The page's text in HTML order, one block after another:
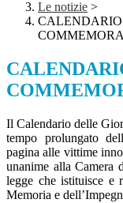
Le notizie >
Il Calendario delle
tempo prolungato
pagina alle vittime
unanime alla Camera
legge che istituisce e
Memoria e